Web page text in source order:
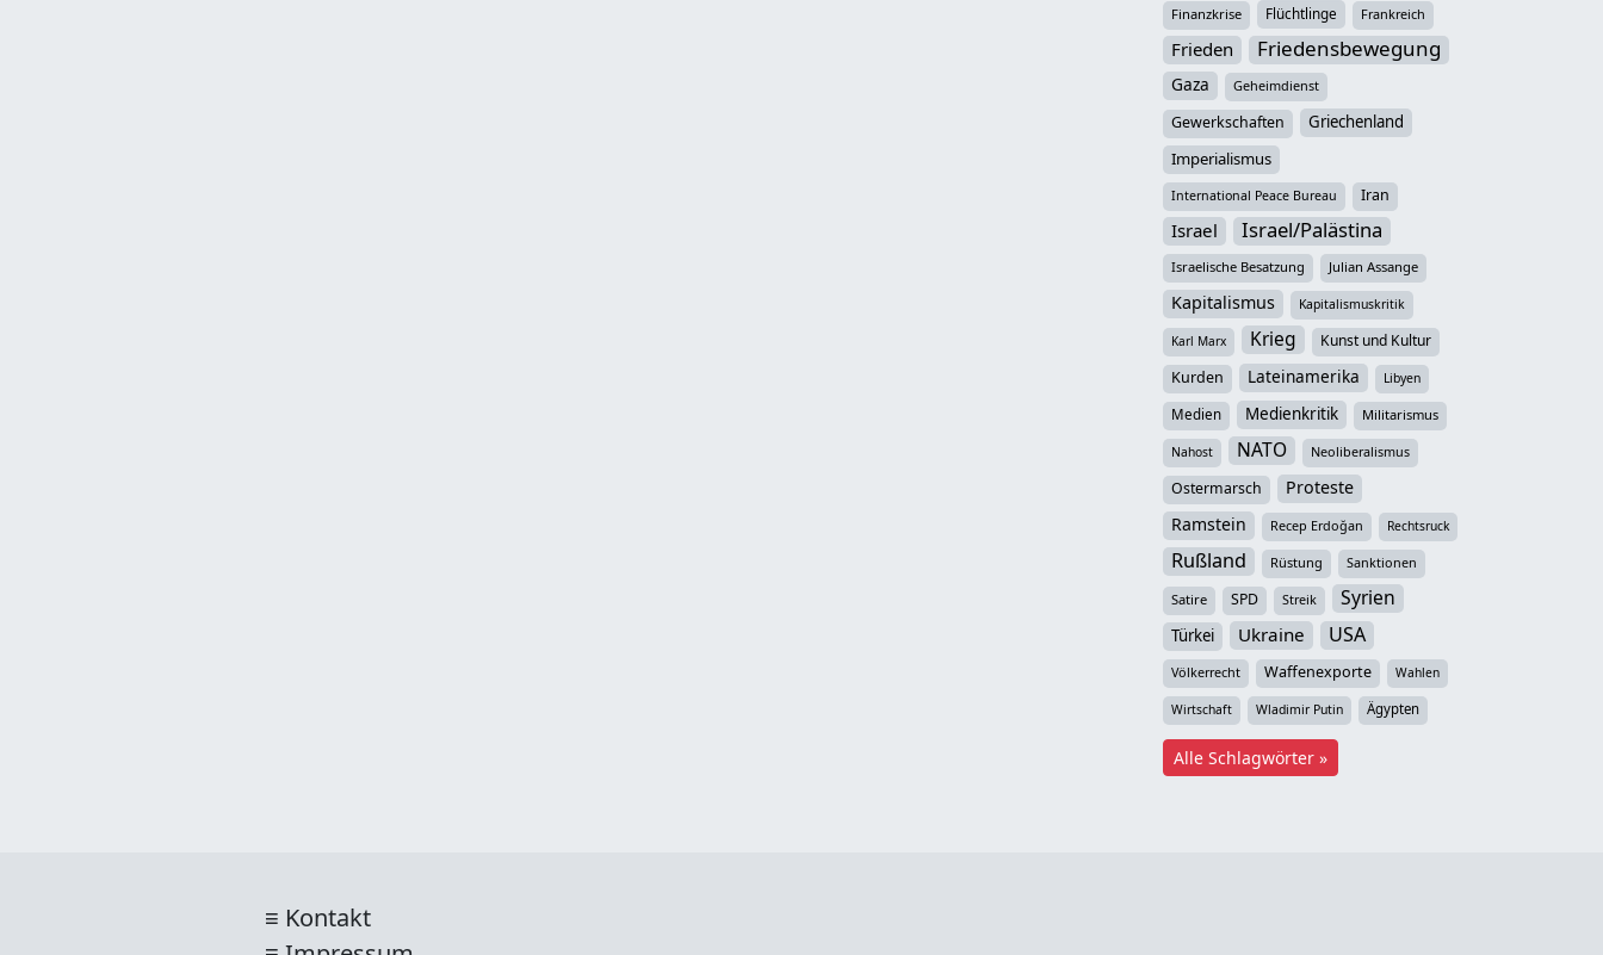
Finanzkrise Flüchtlinge Frankreich
Frieden Friedensbewegung
Gaza Geheimdienst
Gewerkschaften
Griechenland
Imperialismus
International Peace Bureau Iran
Israel Israel/Palästina
Israelische Besatzung Julian Assange
Kapitalismus Kapitalismuskritik
Karl Marx Krieg
Kunst und Kultur
Kurden
Lateinamerika Libyen
Medien Medienkritik Militarismus
Nahost NATO Neoliberalismus
Ostermarsch
Proteste
Ramstein
Recep Erdoğan Rechtsruck
Rußland Rüstung Sanktionen
Satire SPD Streik Syrien
Türkei Ukraine USA
Völkerrecht Waffenexporte Wahlen
Wirtschaft Wladimir Putin Ägypten
Alle Schlagwörter »
Kontakt